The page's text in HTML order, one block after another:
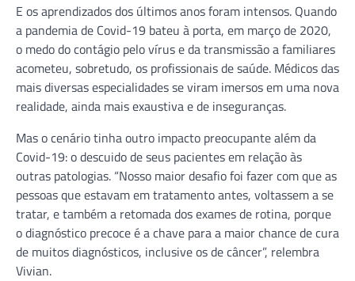
E os aprendizados dos últimos anos foram intensos. Quando
a pandemia de Covid-19 bateu à porta, em março de 2020,
o medo do contágio pelo vírus e da transmissão a familiares
acometeu, sobretudo, os profissionais de saúde. Médicos das
mais diversas especialidades se viram imersos em uma nova
realidade, ainda mais exaustiva e de inseguranças.
Mas o cenário tinha outro impacto preocupante além da
Covid-19: o descuido de seus pacientes em relação às
outras patologias. “Nosso maior desafio foi fazer com que as
pessoas que estavam em tratamento antes, voltassem a se
tratar, e também a retomada dos exames de rotina, porque
o diagnóstico precoce é a chave para a maior chance de cura
de muitos diagnósticos, inclusive os de câncer”, relembra
Vivian.